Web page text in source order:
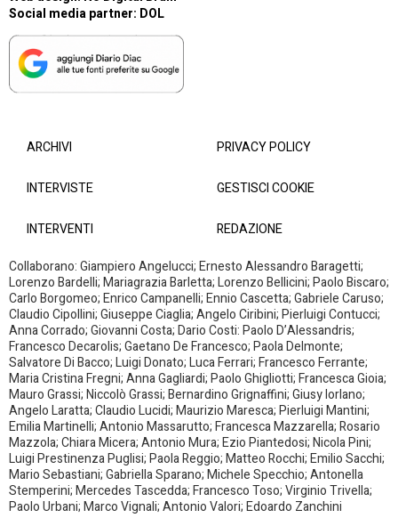
Social media partner: DOL
ARCHIVI
INTERVISTE
INTERVENTI
PRIVACY POLICY
GESTISCI COOKIE
REDAZIONE
Collaborano: Giampiero Angelucci; Ernesto Alessandro Baragetti;
Lorenzo Bardelli; Mariagrazia Barletta; Lorenzo Bellicini; Paolo Biscaro;
Carlo Borgomeo; Enrico Campanelli; Ennio Cascetta; Gabriele Caruso;
Claudio Cipollini; Giuseppe Ciaglia; Angelo Ciribini; Pierluigi Contucci;
Anna Corrado; Giovanni Costa; Dario Costi: Paolo D’Alessandris;
Francesco Decarolis; Gaetano De Francesco; Paola Delmonte;
Salvatore Di Bacco; Luigi Donato; Luca Ferrari; Francesco Ferrante;
Maria Cristina Fregni; Anna Gagliardi; Paolo Ghigliotti; Francesca Gioia;
Mauro Grassi; Niccolò Grassi; Bernardino Grignaffini; Giusy Iorlano;
Angelo Laratta; Claudio Lucidi; Maurizio Maresca; Pierluigi Mantini;
Emilia Martinelli; Antonio Massarutto; Francesca Mazzarella; Rosario
Mazzola; Chiara Micera; Antonio Mura; Ezio Piantedosi; Nicola Pini;
Luigi Prestinenza Puglisi; Paola Reggio; Matteo Rocchi; Emilio Sacchi;
Mario Sebastiani; Gabriella Sparano; Michele Specchio; Antonella
Stemperini; Mercedes Tascedda; Francesco Toso; Virginio Trivella;
Paolo Urbani; Marco Vignali; Antonio Valori; Edoardo Zanchini